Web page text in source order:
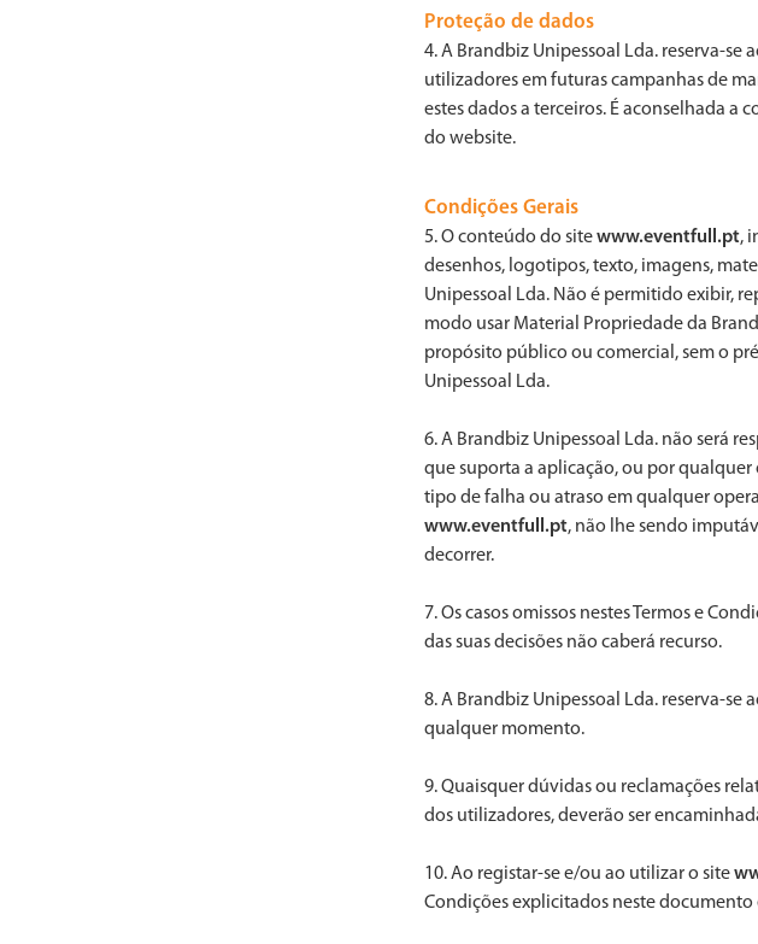
Proteção de dados
4. A Brandbiz Unipessoal Lda. reserva-
utilizadores em futuras campanhas de
estes dados a terceiros. É aconselhada a
do website.
Condições Gerais
5. O conteúdo do sitewww.eventfull.pt,
desenhos, logotipos, texto, imagens,
Unipessoal Lda. Não é permitido exibir,
modo usar Material Propriedade da
propósito público ou comercial, sem o
Unipessoal Lda.
6. A Brandbiz Unipessoal Lda. não será
que suporta a aplicação, ou por
tipo de falha ou atraso em qualquer
www.eventfull.pt, não lhe sendo
decorrer.
7. Os casos omissos nestes Termos e
das suas decisões não caberá recurso.
8. A Brandbiz Unipessoal Lda. reserva-se
qualquer momento.
9. Quaisquer dúvidas ou reclamações
dos utilizadores, deverão ser
10. Ao registar-se e/ou ao utilizar o site
Condições explicitados neste documento